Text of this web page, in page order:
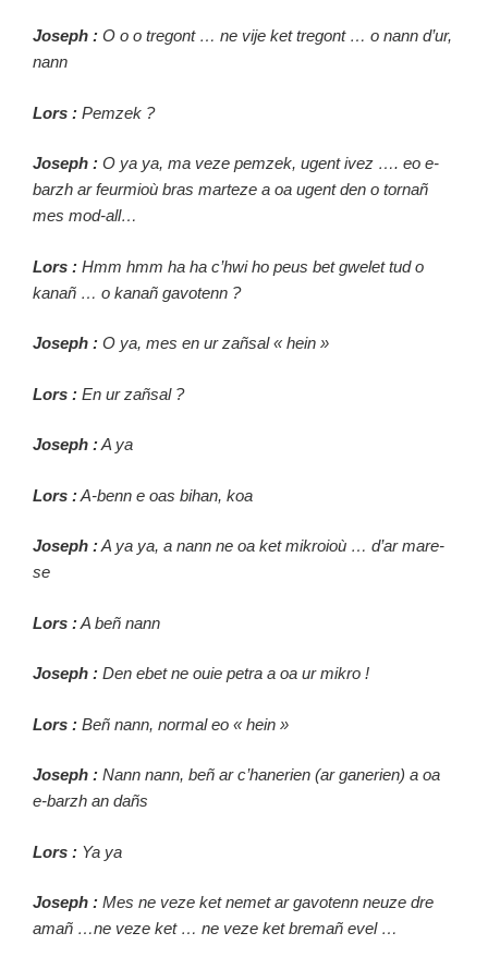
Joseph : O o o tregont … ne vije ket tregont … o nann d’ur,
nann
Lors : Pemzek ?
Joseph : O ya ya, ma veze pemzek, ugent ivez …. eo e-
barzh ar feurmioù bras marteze a oa ugent den o tornañ
mes mod-all…
Lors : Hmm hmm ha ha c’hwi ho peus bet gwelet tud o
kanañ … o kanañ gavotenn ?
Joseph : O ya, mes en ur zañsal « hein »
Lors : En ur zañsal ?
Joseph :A ya
Lors :A-benn e oas bihan, koa
Joseph :A ya ya, a nann ne oa ket mikroioù … d’ar mare-
se
Lors :A beñ nann
Joseph : Den ebet ne ouie petra a oa ur mikro !
Lors : Beñ nann, normal eo « hein »
Joseph : Nann nann, beñ ar c’hanerien (ar ganerien) a oa
e-barzh an dañs
Lors : Ya ya
Joseph : Mes ne veze ket nemet ar gavotenn neuze dre
amañ …ne veze ket … ne veze ket bremañ evel …